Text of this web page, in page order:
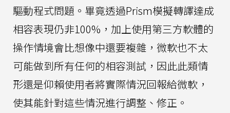
驅動程式問題。畢竟透過Prism模擬轉譯達成
相容表現仍非100%，加上使用第三方軟體的
操作情境會比想像中還要複雜，微軟也不太
可能做到所有任何的相容測試，因此此類情
形還是仰賴使用者將實際情況回報給微軟，
使其能針對這些情況進行調整、修正。